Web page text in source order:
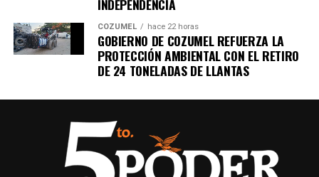
INDEPENDENCIA
COZUMEL hace 22 horas
GOBIERNO DE COZUMEL REFUERZA LA
PROTECCIÓN AMBIENTAL CON EL RETIRO
DE 24 TONELADAS DE LLANTAS